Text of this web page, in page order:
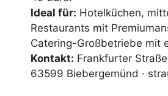
Ideal für: Hotelküchen,
Restaurants mit
Catering-Großbetriebe mit
Kontakt: Frankfurter
63599 Biebergemünd ·